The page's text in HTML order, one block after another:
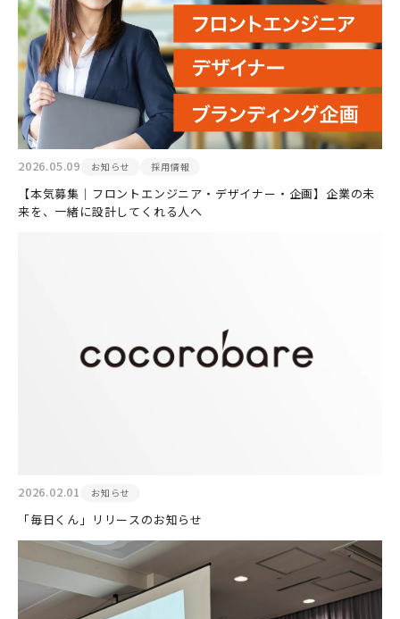
2026.05.09 お知らせ 採用情報
【本気募集｜フロントエンジニア・デザイナー・企画】企業の未
来を、一緒に設計してくれる人へ
2026.02.01 お知らせ
「毎日くん」リリースのお知らせ